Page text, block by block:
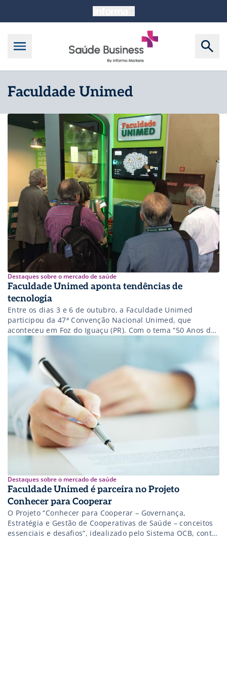
Faculdade Unimed
Destaques sobre o mercado de saúde
Faculdade Unimed aponta tendências de
tecnologia
Entre os dias 3 e 6 de outubro, a Faculdade Unimed
participou da 47ª Convenção Nacional Unimed, que
aconteceu em Foz do Iguaçu (PR). Com o tema “50 Anos de
Desafios: Passado, Presente e Futuro”, a convenção
comemorou os 50 anos do Sistema Unimed, cuja primeira
cooperativa foi fundada em 1967, na cidade de Santos […]
Destaques sobre o mercado de saúde
Faculdade Unimed é parceira no Projeto
Conhecer para Cooperar
O Projeto “Conhecer para Cooperar – Governança,
Estratégia e Gestão de Cooperativas de Saúde – conceitos
essenciais e desafios”, idealizado pelo Sistema OCB, conta